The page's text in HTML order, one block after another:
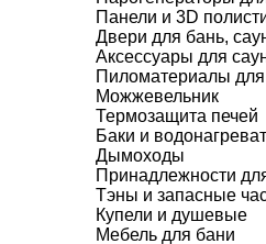
Панели и 3D
Двери для бань,
Аксессуары для
Пиломатериалы
Можжевельник
Термозащита печей
Баки и
Дымоходы
Принадлежности
Тэны и запасные
Купели и душевые
Мебель для бани
Главная Каталог
Код товара: 004651